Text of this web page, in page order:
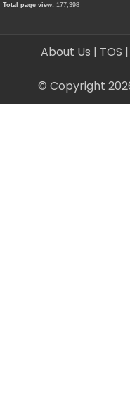
Total page view:177,398
About Us | TOS
© Copyright